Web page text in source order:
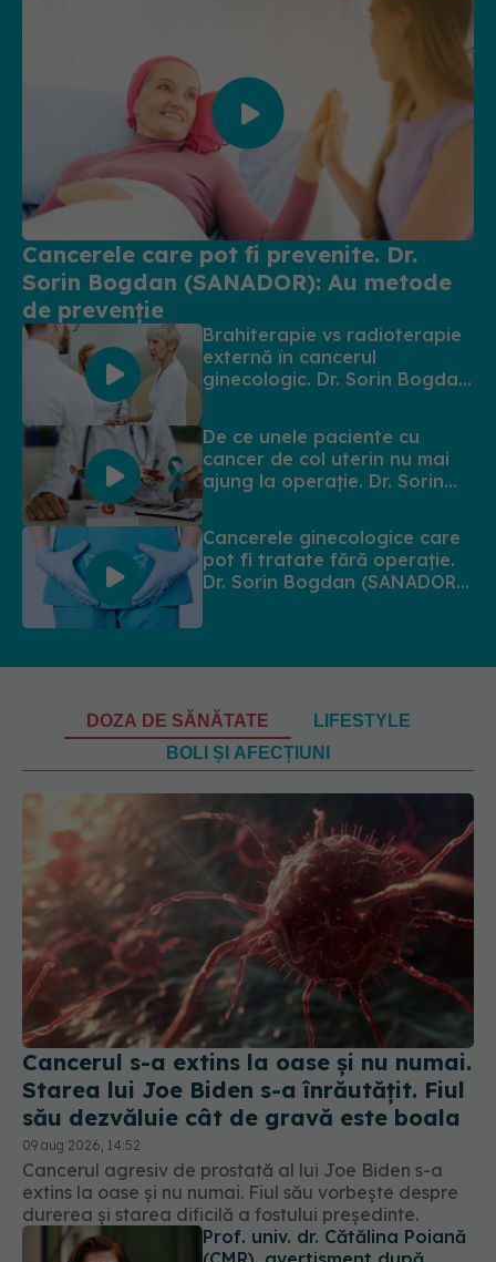
Cancerele care pot fi prevenite. Dr.
Sorin Bogdan (SANADOR): Au metode
de prevenție
Brahiterapie vs radioterapie
externă în cancerul
ginecologic. Dr. Sorin Bogdan
tratamentul
De ce unele paciente cu
cancer de col uterin nu mai
ajung la operație. Dr. Sorin
Intervenția chirurgicală, doar
în situații particulare
Cancerele ginecologice care
pot fi tratate fără operație.
Dr. Sorin Bogdan (SANADOR):
DOZA DE SĂNĂTATE
LIFESTYLE
BOLI ȘI AFECȚIUNI
Cancerul s-a extins la oase și nu numai.
Starea lui Joe Biden s-a înrăutățit. Fiul
său dezvăluie cât de gravă este boala
09 aug 2026, 14:52
Cancerul agresiv de prostată al lui Joe Biden s-a
extins la oase și nu numai. Fiul său vorbește despre
durerea și starea dificilă a fostului președinte.
Prof. univ. dr. Cătălina Poiană